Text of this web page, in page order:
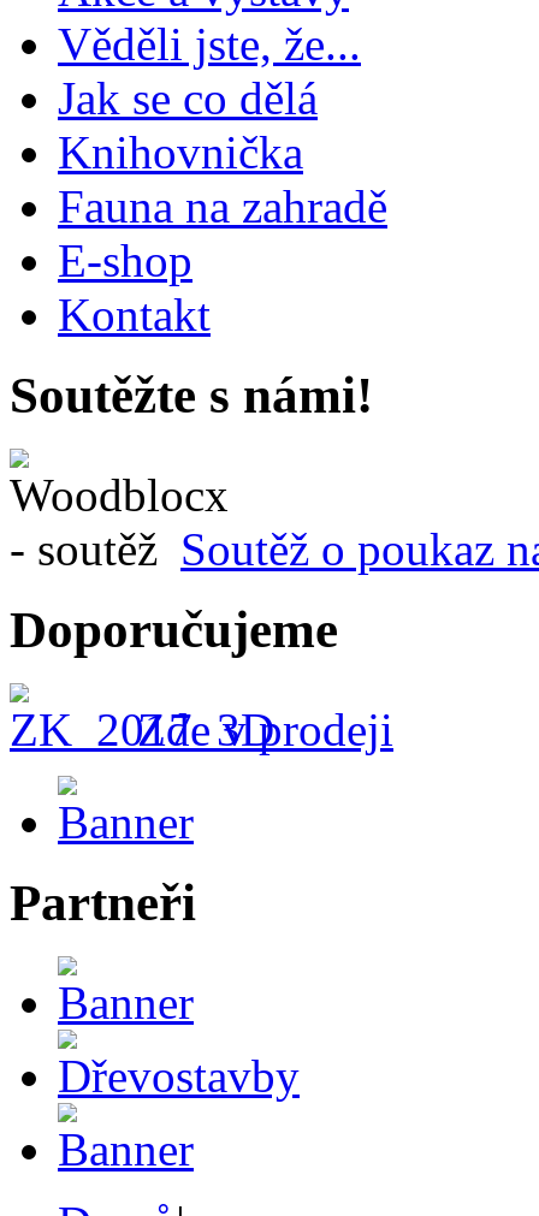
Věděli jste, že...
Jak se co dělá
Knihovnička
Fauna na zahradě
E-shop
Kontakt
Soutěžte s námi!
Soutěž o poukaz
Doporučujeme
Zde v prodeji
Partneři